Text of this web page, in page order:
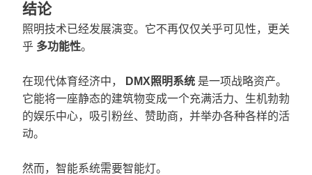
结论
照明技术已经发展演变。它不再仅仅关乎可见性，更关
乎 多功能性。
在现代体育经济中， DMX照明系统 是一项战略资产。
它能将一座静态的建筑物变成一个充满活力、生机勃勃
的娱乐中心，吸引粉丝、赞助商，并举办各种各样的活
动。
然而，智能系统需要智能灯。